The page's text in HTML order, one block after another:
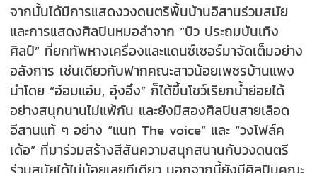
จากนั้นได้มีการแสดงวงดนตรีพื้นบ้านอีสานร่วมสมัย
และการแสดงศิลปินหมอลำจาก “บิว ประถมบันเทิง
ศิลป์” ที่ยกทัพหางเครื่องและแดนซ์เซอร์มาจัดเต็มอย่าง
อลังการ เช่นเดียวกับฟากคณะสาวน้อยเพชรบ้านแพง
นำโดย “อ๋อมแอ๋ม, อุ๋งอิ๋ง” ก็ได้ขึ้นโชว์เรียกน้ำย่อยได้
อย่างสนุกนานไม่แพ้กัน และยังมีสองศิลปินสายเลือด
อีสานแท้ ๆ อย่าง “แนท The voice” และ “วงโฟล์ค
เด้อ” ที่มาร่วมสร้างสีสันความสนุกสนานกับวงดนตรี